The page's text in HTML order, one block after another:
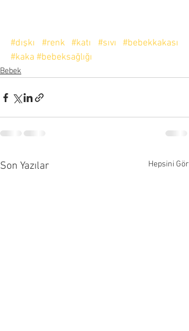
#dışkı #renk #katı #sıvı #bebekkakası
#kaka #bebeksağlığı
Bebek
Son Yazılar Hepsini Gör